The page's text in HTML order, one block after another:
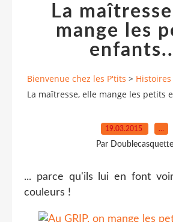
La
mange les
Bienvenue chez les P'tits >
La maîtresse, elle mange les petits
19.03.2015 …
Par Doublecasquette
... parce qu'ils lui en font
couleurs !